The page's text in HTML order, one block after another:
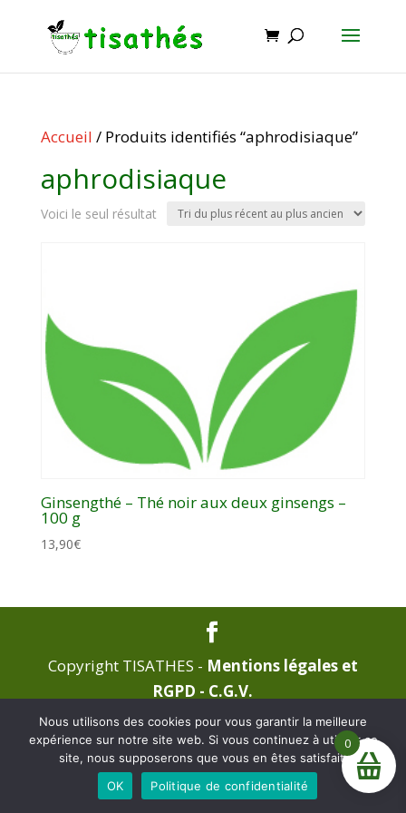
La boutique est en construction, pas de commande pour
l'instant. Merci de votre patience.Ignorer
Accueil / Produits identifiés “aphrodisiaque”
aphrodisiaque
Voici le seul résultat
Ginsengthé – Thé noir aux deux ginsengs –
100 g
13,90€
Copyright TISATHES - Mentions légales et
RGPD - C.G.V.
0
Nous utilisons des cookies pour vous garantir la meilleure
expérience sur notre site web. Si vous continuez à utiliser ce
site, nous supposerons que vous en êtes satisfait.
OK
Politique de confidentialité